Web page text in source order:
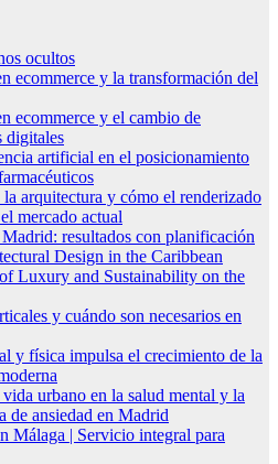
ocultos
ecommerce y la transformación del
ecommerce y el cambio de
digitales
artificial en el posicionamiento
arquitectura y cómo el renderizado
mercado actual
resultados con planificación
Design in the Caribbean
Luxury and Sustainability on the
y cuándo son necesarios en
y física impulsa el crecimiento de la
urbano en la salud mental y la
de ansiedad en Madrid
Málaga | Servicio integral para